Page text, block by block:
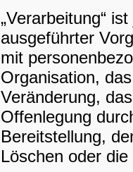
„Verarbeitung“
ausgeführter
mit
Organisation,
Veränderung,
Offenlegung
Bereitstellung,
Löschen oder